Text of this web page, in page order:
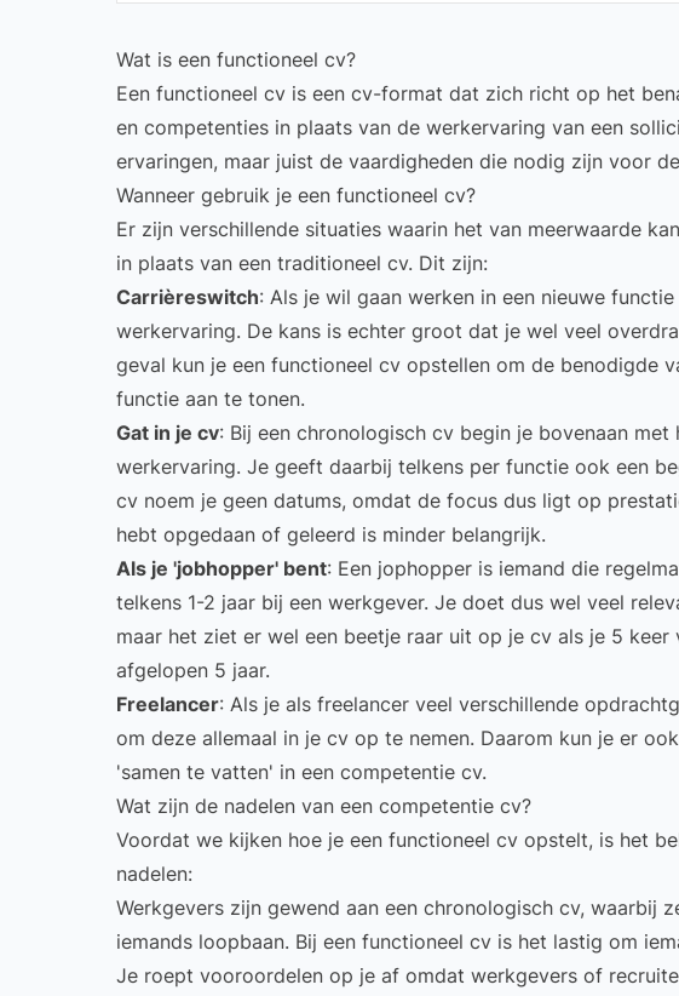
Wat is een functioneel cv?
Een functioneel cv is een cv-format dat zich richt op het
en competenties in plaats van de werkervaring van een
ervaringen, maar juist de vaardigheden die nodig zijn voor
Wanneer gebruik je een functioneel cv?
Er zijn verschillende situaties waarin het van meerwaarde
in plaats van een traditioneel cv. Dit zijn:
Carrièreswitch: Als je wil gaan werken in een nieuwe
werkervaring. De kans is echter groot dat je wel veel
geval kun je een functioneel cv opstellen om de benodigde
functie aan te tonen.
Gat in je cv: Bij een chronologisch cv begin je bovenaan
werkervaring. Je geeft daarbij telkens per functie ook een
cv noem je geen datums, omdat de focus dus ligt op
hebt opgedaan of geleerd is minder belangrijk.
Als je 'jobhopper' bent: Een jophopper is iemand die
telkens 1-2 jaar bij een werkgever. Je doet dus wel veel
maar het ziet er wel een beetje raar uit op je cv als je 5 keer
afgelopen 5 jaar.
Freelancer: Als je als freelancer veel verschillende
om deze allemaal in je cv op te nemen. Daarom kun je er
'samen te vatten' in een competentie cv.
Wat zijn de nadelen van een competentie cv?
Voordat we kijken hoe je een functioneel cv opstelt, is het
nadelen:
Werkgevers zijn gewend aan een chronologisch cv, waarbij
iemands loopbaan. Bij een functioneel cv is het lastig om
Je roept vooroordelen op je af omdat werkgevers of